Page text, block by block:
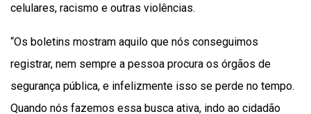
celulares, racismo e outras violências.
“Os boletins mostram aquilo que nós conseguimos
registrar, nem sempre a pessoa procura os órgãos de
segurança pública, e infelizmente isso se perde no tempo.
Quando nós fazemos essa busca ativa, indo ao cidadão